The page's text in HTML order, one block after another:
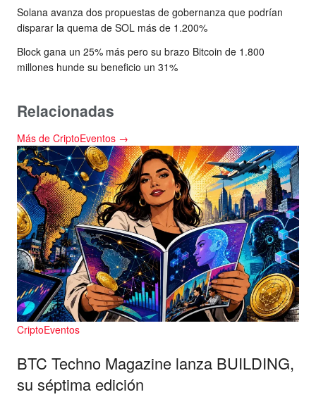
Solana avanza dos propuestas de gobernanza que podrían
disparar la quema de SOL más de 1.200%
Block gana un 25% más pero su brazo Bitcoin de 1.800
millones hunde su beneficio un 31%
Relacionadas
Más de CriptoEventos →
CriptoEventos
BTC Techno Magazine lanza BUILDING,
su séptima edición